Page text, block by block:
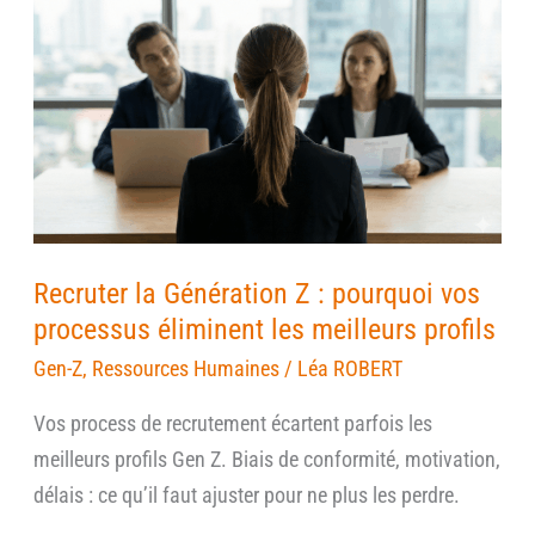
Recruter la Génération Z : pourquoi vos
processus éliminent les meilleurs profils
Gen-Z, Ressources Humaines / Léa ROBERT
Vos process de recrutement écartent parfois les
meilleurs profils Gen Z. Biais de conformité, motivation,
délais : ce qu’il faut ajuster pour ne plus les perdre.
la
Génération
Z
:
pourquoi
éliminent
les
meilleurs